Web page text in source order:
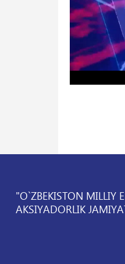
"O`ZBEKISTON MILLIY
AKSIYADORLIK